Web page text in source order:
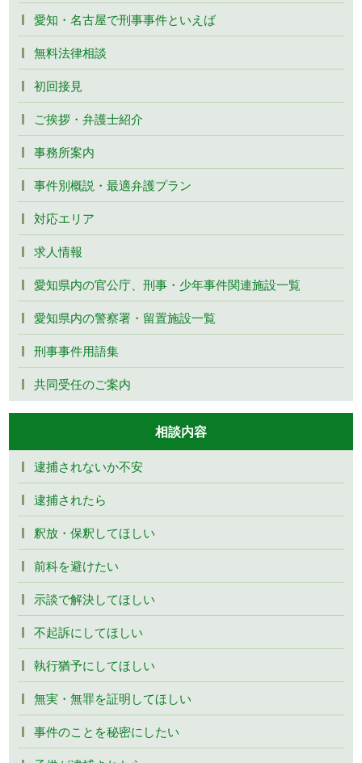
愛知・名古屋で刑事事件といえば
無料法律相談
初回接見
ご挨拶・弁護士紹介
事務所案内
事件別概説・最適弁護プラン
対応エリア
求人情報
愛知県内の官公庁、刑事・少年事件関連施設一覧
愛知県内の警察署・留置施設一覧
刑事事件用語集
共同受任のご案内
相談内容
逮捕されないか不安
逮捕されたら
釈放・保釈してほしい
前科を避けたい
示談で解決してほしい
不起訴にしてほしい
執行猶予にしてほしい
無実・無罪を証明してほしい
事件のことを秘密にしたい